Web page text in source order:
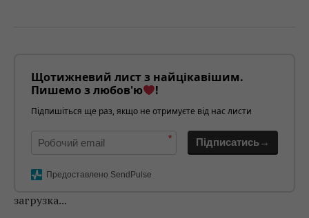
Щотижневий лист з найцікавішим.
Пишемо з любов'ю
!
Підпишіться ще раз, якщо не отримуєте від нас листи
* Підписатись→
Предоставлено SendPulse
загрузка...